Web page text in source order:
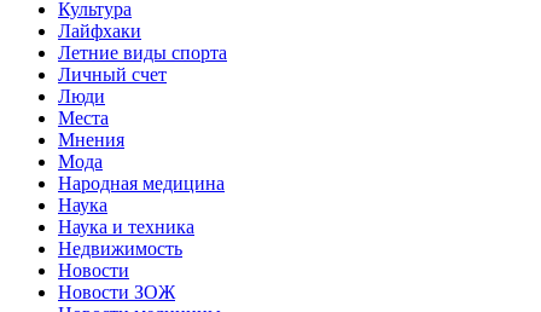
Культура
Лайфхаки
Летние виды спорта
Личный счет
Люди
Места
Мнения
Мода
Народная медицина
Наука
Наука и техника
Недвижимость
Новости
Новости ЗОЖ